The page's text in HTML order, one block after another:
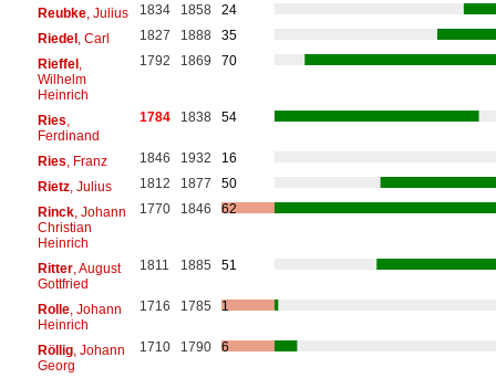
Reubke, Julius 1834 1858
24
Riedel, Carl 1827 1888
35
Rieffel,
Wilhelm
Heinrich
1792 1869 70
Ries
Ferdinand
1784 1838 54
Ries , Franz 1846 1932
16
Rietz, Julius 1812 1877
50
Rinck, Johann
Christian
Heinrich
1770 1846 62
Ritter, August
Gottfried
1811 1885 51
Rolle, Johann
Heinrich
1716 1785 1
Röllig, Johann
Georg
1710 1790 6